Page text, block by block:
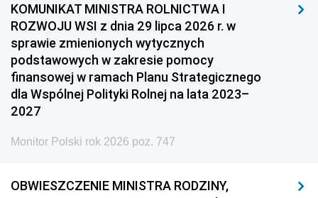
KOMUNIKAT MINISTRA ROLNICTWA I
ROZWOJU WSI z dnia 29 lipca 2026 r. w
sprawie zmienionych wytycznych
podstawowych w zakresie pomocy
finansowej w ramach Planu Strategicznego
dla Wspólnej Polityki Rolnej na lata 2023–
2027
Monitor Polski rok 2026 poz. 747
OBWIESZCZENIE MINISTRA RODZINY,